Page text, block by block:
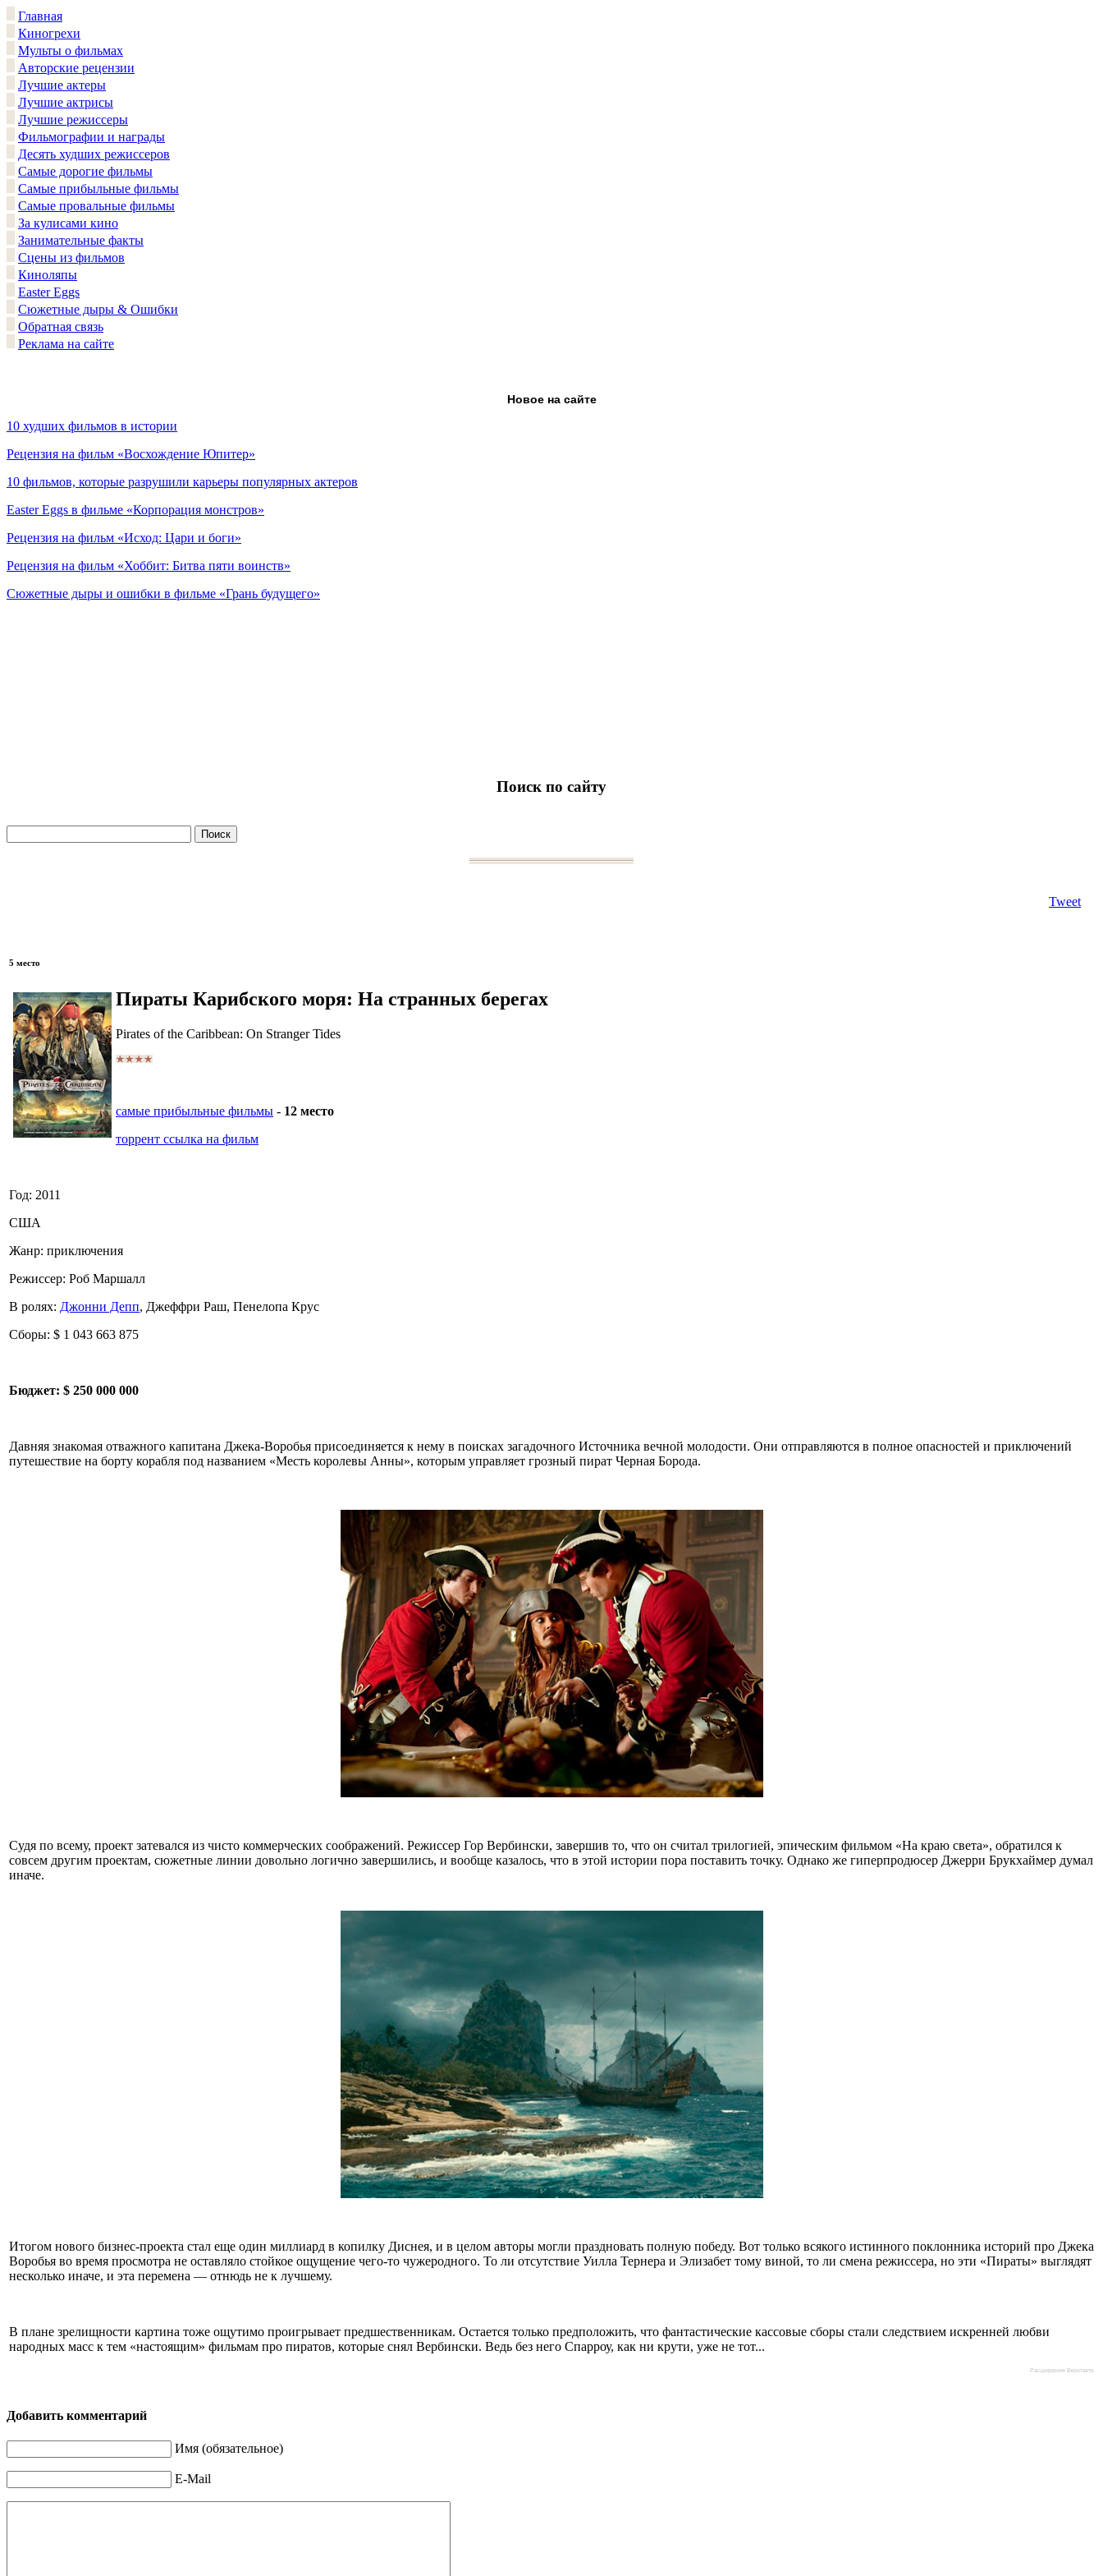
Главная
Киногрехи
Мульты о фильмах
Авторские рецензии
Лучшие актеры
Лучшие актрисы
Лучшие режиссеры
Фильмографии и награды
Десять худших режиссеров
Самые дорогие фильмы
Самые прибыльные фильмы
Самые провальные фильмы
За кулисами кино
Занимательные факты
Сцены из фильмов
Киноляпы
Easter Eggs
Сюжетные дыры & Ошибки
Обратная связь
Реклама на сайте
Новое на сайте
10 худших фильмов в истории
Рецензия на фильм «Восхождение Юпитер»
10 фильмов, которые разрушили карьеры популярных актеров
Easter Eggs в фильме «Корпорация монстров»
Рецензия на фильм «Исход: Цари и боги»
Рецензия на фильм «Хоббит: Битва пяти воинств»
Сюжетные дыры и ошибки в фильме «Грань будущего»
Поиск по сайту
Tweet
5 место
Пираты Карибского моря: На странных берегах
Pirates of the Caribbean: On Stranger Tides
самые прибыльные фильмы - 12 место
торрент ссылка на фильм
Год: 2011
США
Жанр: приключения
Режиссер: Роб Маршалл
В ролях: Джонни Депп, Джеффри Раш, Пенелопа Крус
Сборы: $ 1 043 663 875
Бюджет: $ 250 000 000
Давняя знакомая отважного капитана Джека-Воробья присоединяется к нему в поисках загадочного Источника вечной молодости. Они отправляются в полное опасностей и приключений
путешествие на борту корабля под названием «Месть королевы Анны», которым управляет грозный пират Черная Борода.
Судя по всему, проект затевался из чисто коммерческих соображений. Режиссер Гор Вербински, завершив то, что он считал трилогией, эпическим фильмом «На краю света», обратился к
совсем другим проектам, сюжетные линии довольно логично завершились, и вообще казалось, что в этой истории пора поставить точку. Однако же гиперпродюсер Джерри Брукхаймер думал
иначе.
Итогом нового бизнес-проекта стал еще один миллиард в копилку Диснея, и в целом авторы могли праздновать полную победу. Вот только всякого истинного поклонника историй про Джека
Воробья во время просмотра не оставляло стойкое ощущение чего-то чужеродного. То ли отсутствие Уилла Тернера и Элизабет тому виной, то ли смена режиссера, но эти «Пираты» выглядят
несколько иначе, и эта перемена — отнюдь не к лучшему.
В плане зрелищности картина тоже ощутимо проигрывает предшественникам. Остается только предположить, что фантастические кассовые сборы стали следствием искренней любви
народных масс к тем «настоящим» фильмам про пиратов, которые снял Вербински. Ведь без него Спарроу, как ни крути, уже не тот...
Расширения Вконтакте
Добавить комментарий
Имя (обязательное)
E-Mail